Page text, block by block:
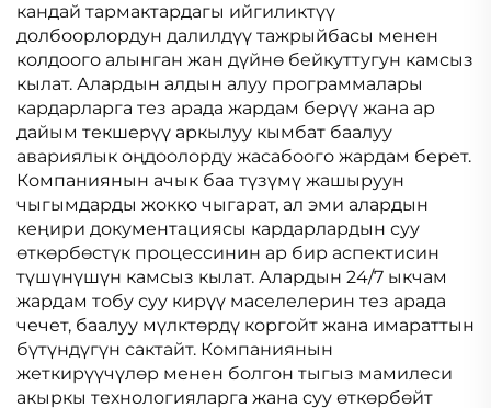
кандай тармактардагы ийгиликтүү
долбоорлордун далилдүү тажрыйбасы менен
колдоого алынган жан дүйнө бейкуттугун камсыз
кылат. Алардын алдын алуу программалары
кардарларга тез арада жардам берүү жана ар
дайым текшерүү аркылуу кымбат баалуу
авариялык оңдоолорду жасабоого жардам берет.
Компаниянын ачык баа түзүмү жашыруун
чыгымдарды жокко чыгарат, ал эми алардын
кеңири документациясы кардарлардын суу
өткөрбөстүк процессинин ар бир аспектисин
түшүнүшүн камсыз кылат. Алардын 24/7 ыкчам
жардам тобу суу кирүү маселелерин тез арада
чечет, баалуу мүлктөрдү коргойт жана имараттын
бүтүндүгүн сактайт. Компаниянын
жеткирүүчүлөр менен болгон тыгыз мамилеси
акыркы технологияларга жана суу өткөрбөйт